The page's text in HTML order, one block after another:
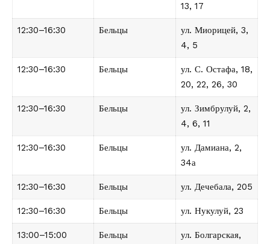
13, 17
12:30–16:30 Бельцы
ул. Миорицей, 3,
4, 5
12:30–16:30 Бельцы
ул. С. Остафа, 18,
20, 22, 26, 30
12:30–16:30 Бельцы
ул. Зимбрулуй, 2,
4, 6, 11
12:30–16:30 Бельцы
ул. Дамиана, 2,
34а
12:30–16:30 Бельцы ул. Дечебала, 205
12:30–16:30 Бельцы ул. Нукулуй, 23
13:00–15:00 Бельцы
ул. Болгарская,